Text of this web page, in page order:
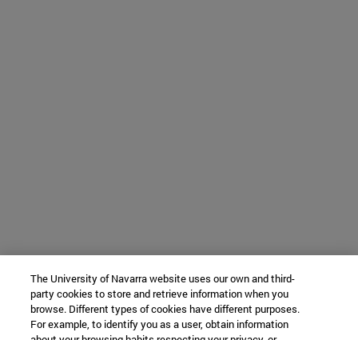
The University of Navarra website uses our own and third-
party cookies to store and retrieve information when you
browse. Different types of cookies have different purposes.
For example, to identify you as a user, obtain information